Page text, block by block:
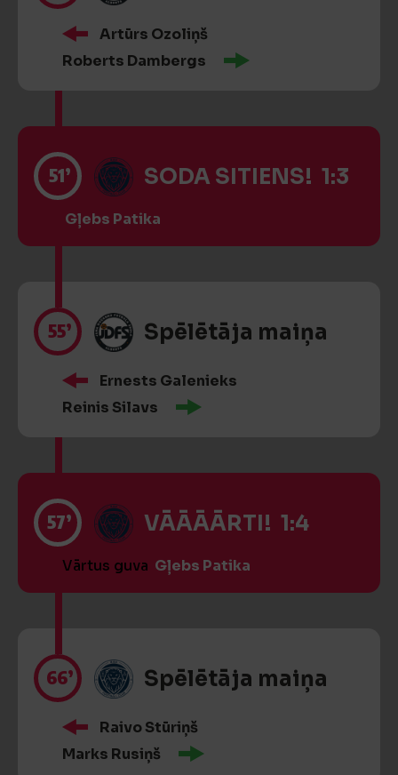
Artūrs Ozoliņš
Roberts Dambergs
51’ SODA SITIENS! 1:3
Gļebs Patika
55’ Spēlētāja maiņa
Ernests Galenieks
Reinis Silavs
57’ VĀĀĀĀRTI! 1:4
Vārtus guva Gļebs Patika
66’ Spēlētāja maiņa
Raivo Stūriņš
Marks Rusiņš